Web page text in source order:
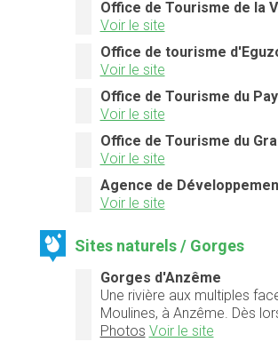
Office de Tourisme de la
Voir le site
Office de tourisme
Voir le site
Office de Tourisme du
Voir le site
Office de Tourisme du
Voir le site
Agence de
Voir le site
Sites naturels / Gorges
Gorges d'Anzême
Une rivière aux multiples
Moulines, à Anzême. Dès
Photos Voir le site